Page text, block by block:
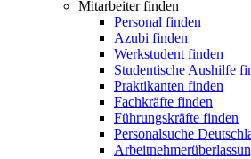
Mitarbeiter finden
Personal finden
Azubi finden
Werkstudent finden
Studentische Aushilfe
Praktikanten finden
Fachkräfte finden
Führungskräfte finden
Personalsuche